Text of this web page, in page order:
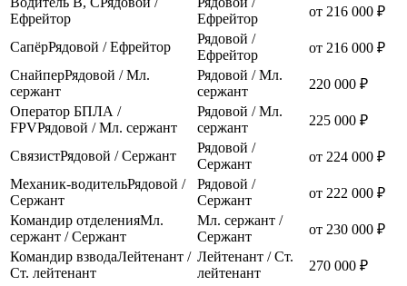
Ефрейтор
Ефрейтор
от 216 000 ₽
СапёрРядовой / Ефрейтор
Рядовой /
Ефрейтор
от 216 000 ₽
СнайперРядовой / Мл.
сержант
Рядовой / Мл.
сержант
220 000 ₽
Оператор БПЛА /
FPVРядовой / Мл. сержант
Рядовой / Мл.
сержант
225 000 ₽
СвязистРядовой / Сержант
Рядовой /
Сержант
от 224 000 ₽
Механик-водительРядовой /
Сержант
Рядовой /
Сержант
от 222 000 ₽
Командир отделенияМл.
сержант / Сержант
Мл. сержант /
Сержант
от 230 000 ₽
Командир взводаЛейтенант /
Ст. лейтенант
Лейтенант / Ст.
лейтенант
270 000 ₽